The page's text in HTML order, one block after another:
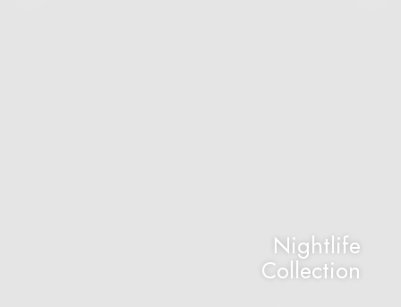
Nightlife
Collection